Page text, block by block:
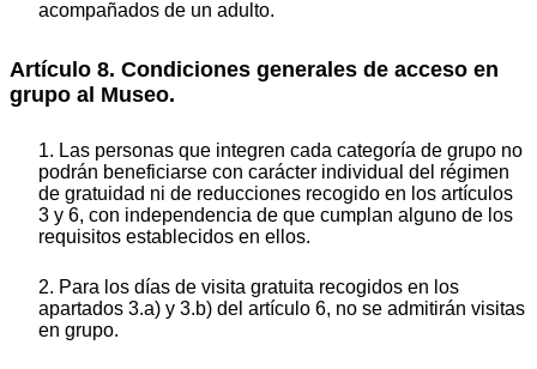
acompañados de un adulto.
Artículo 8. Condiciones generales de acceso en
grupo al Museo.
1. Las personas que integren cada categoría de grupo no
podrán beneficiarse con carácter individual del régimen
de gratuidad ni de reducciones recogido en los artículos
3 y 6, con independencia de que cumplan alguno de los
requisitos establecidos en ellos.
2. Para los días de visita gratuita recogidos en los
apartados 3.a) y 3.b) del artículo 6, no se admitirán visitas
en grupo.